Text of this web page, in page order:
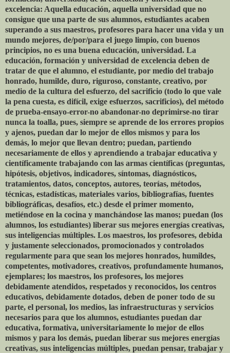
excelencia: Aquella educación, aquella universidad que no
consigue que una parte de sus alumnos, estudiantes acaben
superando a sus maestros, profesores para hacer una vida y un
mundo mejores, de/por/para el juego limpio, con buenos
principios, no es una buena educación, universidad. La
educación, formación y universidad de excelencia deben de
tratar de que el alumno, el estudiante, por medio del trabajo
honrado, humilde, duro, riguroso, constante, creativo, por
medio de la cultura del esfuerzo, del sacrificio (todo lo que vale
la pena cuesta, es difícil, exige esfuerzos, sacrificios), del método
de prueba-ensayo-error-no abandonar-no deprimirse-no tirar
nunca la toalla, pues, siempre se aprende de los errores propios
y ajenos, puedan dar lo mejor de ellos mismos y para los
demás, lo mejor que llevan dentro; puedan, partiendo
necesariamente de ellos y aprendiendo a trabajar educativa y
científicamente trabajando con las armas científicas (preguntas,
hipótesis, objetivos, indicadores, síntomas, diagnósticos,
tratamientos, datos, conceptos, autores, teorías, métodos,
técnicas, estadísticas, materiales varios, bibliografías, fuentes
bibliográficas, desafíos, etc.) desde el primer momento,
metiéndose en la cocina y manchándose las manos; puedan (los
alumnos, los estudiantes) liberar sus mejores energías creativas,
sus inteligencias múltiples. Los maestros, los profesores, debida
y justamente seleccionados, promocionados y controlados
regularmente para que sean los mejores honrados, humildes,
competentes, motivadores, creativos, profundamente humanos,
ejemplares; los maestros, los profesores, los mejores
debidamente atendidos, respetados y reconocidos, los centros
educativos, debidamente dotados, deben de poner todo de su
parte, el personal, los medios, las infraestructuras y servicios
necesarios para que los alumnos, estudiantes puedan dar
educativa, formativa, universitariamente lo mejor de ellos
mismos y para los demás, puedan liberar sus mejores energías
creativas, sus inteligencias múltiples, puedan pensar, trabajar y